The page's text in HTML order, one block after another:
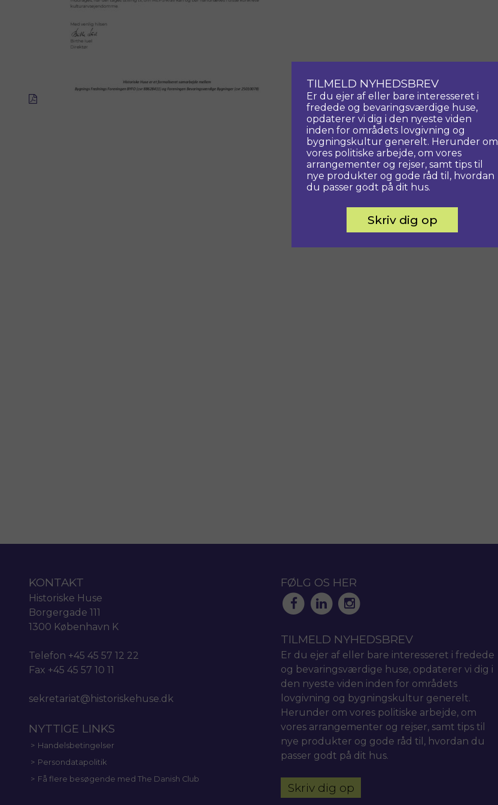
KONTAKT
Historiske Huse
Borgergade 111
1300 København K
Telefon +45 45 57 12 22
Fax +45 45 57 10 11
sekretariat@historiskehuse.dk
NYTTIGE LINKS
Handelsbetingelser
Persondatapolitik
Få flere besøgende med The Danish Club
FØLG OS HER
TILMELD NYHEDSBREV
Er du ejer af eller bare interesseret i fredede
og bevaringsværdige huse, opdaterer vi dig i
den nyeste viden inden for områdets
lovgivning og bygningskultur generelt.
Herunder om vores politiske arbejde, om
vores arrangementer og rejser, samt tips til
nye produkter og gode råd til, hvordan du
passer godt på dit hus.
Skriv dig op
TILMELD NYHEDSBREV
Er du ejer af eller bare interesseret i
fredede og bevaringsværdige huse,
opdaterer vi dig i den nyeste viden
inden for områdets lovgivning og
bygningskultur generelt. Herunder om
vores politiske arbejde, om vores
arrangementer og rejser, samt tips til
nye produkter og gode råd til, hvordan
du passer godt på dit hus.
Skriv dig op